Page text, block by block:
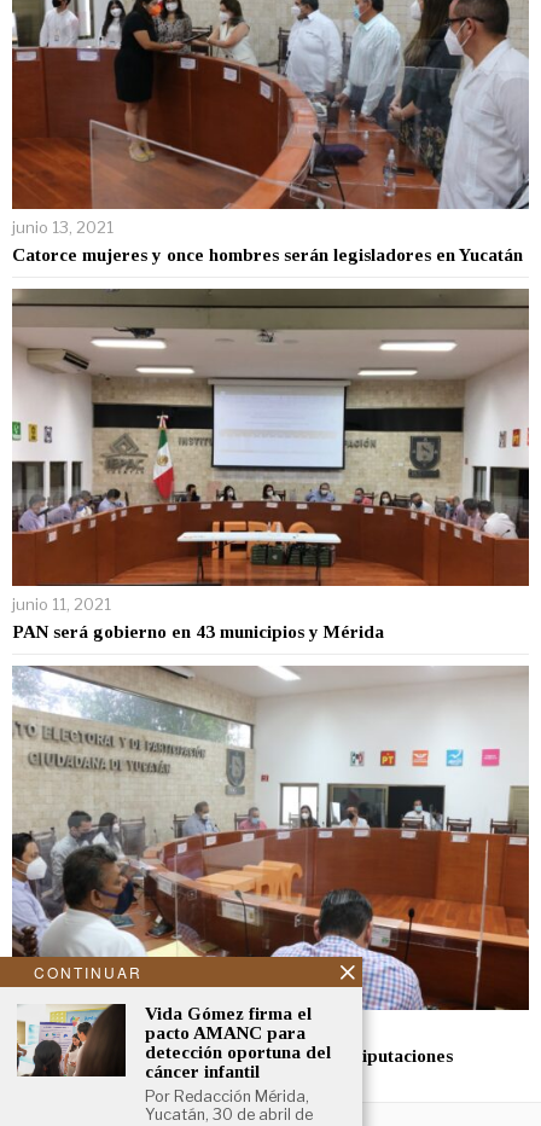
junio 13, 2021
Catorce mujeres y once hombres serán legisladores en Yucatán
junio 11, 2021
PAN será gobierno en 43 municipios y Mérida
junio 10, 2021
Concluye cómputo en 101 municipios y 13 diputaciones
CONTINUAR
Vida Gómez firma el
pacto AMANC para
detección oportuna del
cáncer infantil
Por Redacción Mérida,
Yucatán, 30 de abril de